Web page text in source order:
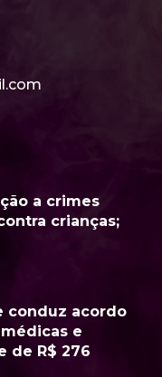
a crimes
crianças;
conduz acordo
e
de R$ 276